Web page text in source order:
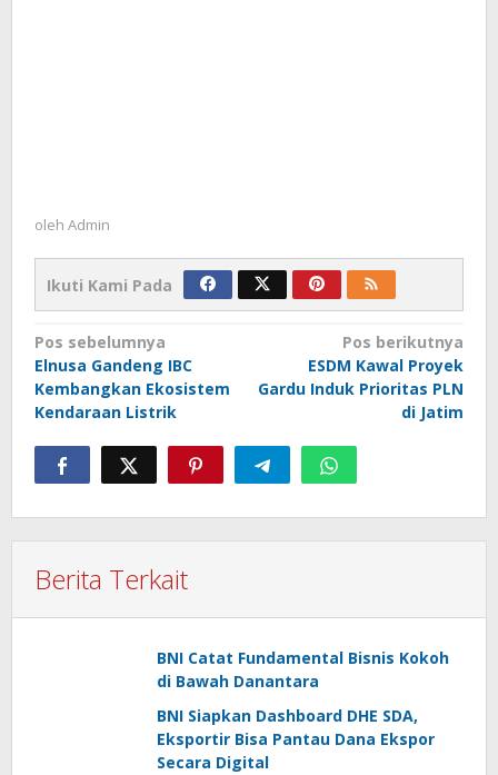
oleh Admin
Ikuti Kami Pada
Navigasi
pos
Pos sebelumnya
Elnusa Gandeng IBC
Kembangkan Ekosistem
Kendaraan Listrik
Pos berikutnya
ESDM Kawal Proyek
Gardu Induk Prioritas PLN
di Jatim
Berita Terkait
BNI Catat Fundamental Bisnis Kokoh
di Bawah Danantara
BNI Siapkan Dashboard DHE SDA,
Eksportir Bisa Pantau Dana Ekspor
Secara Digital